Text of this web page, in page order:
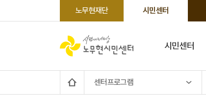
노무현재단 시민센터
시민센터
센터프로그램